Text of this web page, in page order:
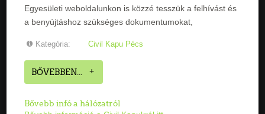
Egyesületi weboldalunkon is közzé tesszük a felhívást és
a benyújtáshoz szükséges dokumentumokat,
Kategória: Civil Kapu Pécs
BŐVEBBEN...
Bővebb infó a hálózatról